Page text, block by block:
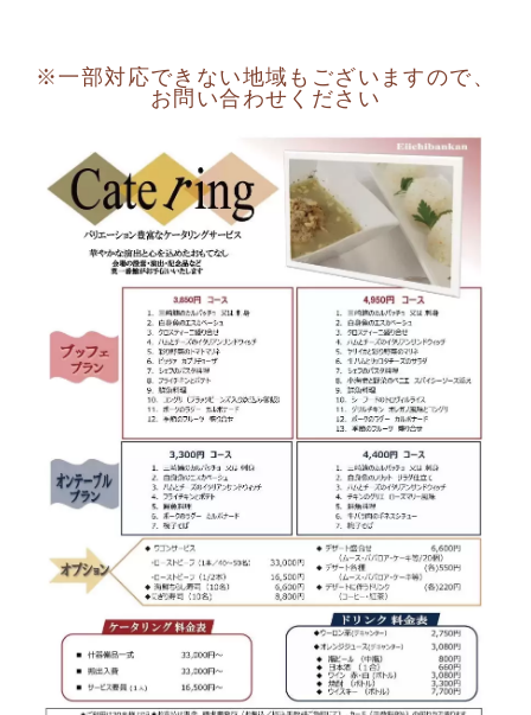
※一部対応できない地域もございますので、
お問い合わせください